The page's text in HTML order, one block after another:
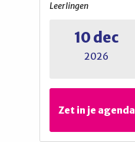
Leerlingen
10 dec
2026
Zet in je agenda